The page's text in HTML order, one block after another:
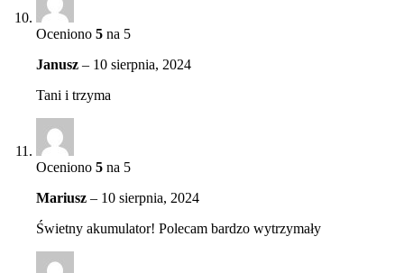
Oceniono 5 na 5
Janusz – 10 sierpnia, 2024
Tani i trzyma
Oceniono 5 na 5
Mariusz – 10 sierpnia, 2024
Świetny akumulator! Polecam bardzo wytrzymały